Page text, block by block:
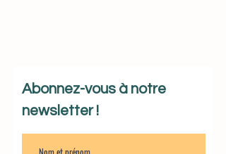
Abonnez-vous à notre
newsletter !